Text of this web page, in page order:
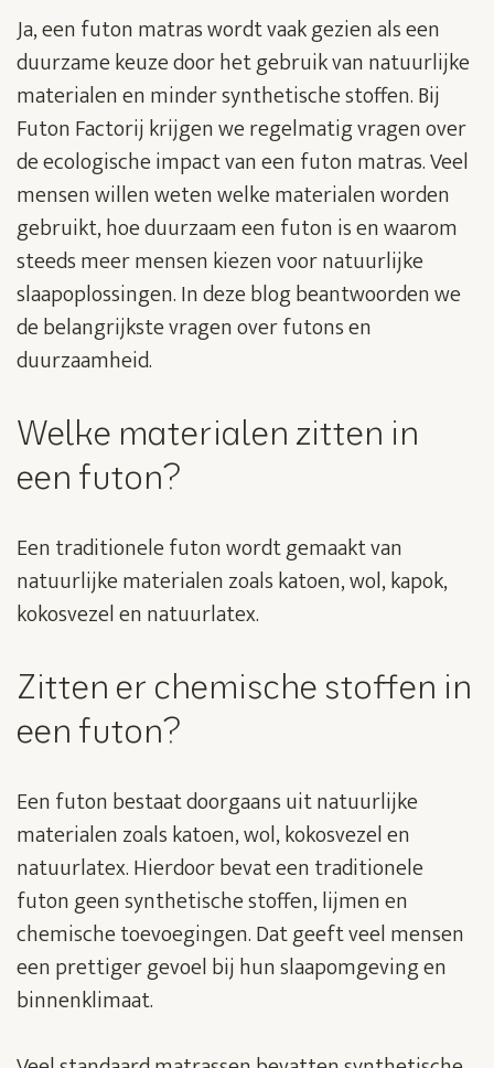
Ja, een futon matras wordt vaak gezien als een
duurzame keuze door het gebruik van natuurlijke
materialen en minder synthetische stoffen. Bij
Futon Factorij krijgen we regelmatig vragen over
de ecologische impact van een futon matras. Veel
mensen willen weten welke materialen worden
gebruikt, hoe duurzaam een futon is en waarom
steeds meer mensen kiezen voor natuurlijke
slaapoplossingen. In deze blog beantwoorden we
de belangrijkste vragen over futons en
duurzaamheid.
Welke materialen zitten in
een futon?
Een traditionele futon wordt gemaakt van
natuurlijke materialen zoals katoen, wol, kapok,
kokosvezel en natuurlatex.
Zitten er chemische stoffen in
een futon?
Een futon bestaat doorgaans uit natuurlijke
materialen zoals katoen, wol, kokosvezel en
natuurlatex. Hierdoor bevat een traditionele
futon geen synthetische stoffen, lijmen en
chemische toevoegingen. Dat geeft veel mensen
een prettiger gevoel bij hun slaapomgeving en
binnenklimaat.